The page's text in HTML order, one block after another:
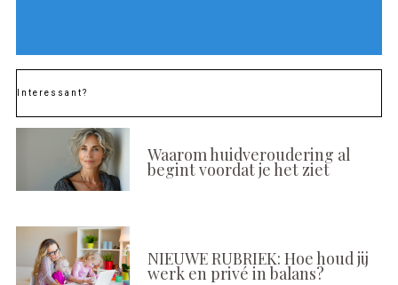
Interessant?
Waarom huidveroudering al
begint voordat je het ziet
NIEUWE RUBRIEK: Hoe houd jij
werk en privé in balans?